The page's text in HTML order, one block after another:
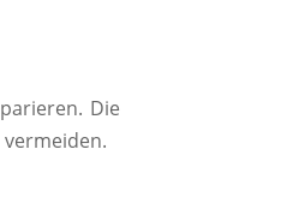
Die